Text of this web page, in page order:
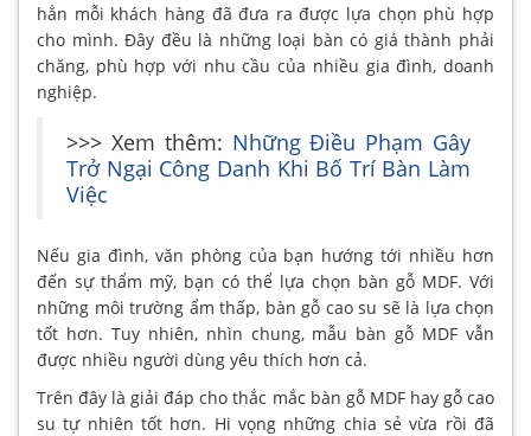
hẳn mỗi khách hàng đã đưa ra được lựa chọn phù hợp
cho mình. Đây đều là những loại bàn có giá thành phải
chăng, phù hợp với nhu cầu của nhiều gia đình, doanh
nghiệp.
>>> Xem thêm: Những Điều Phạm Gây
Trở Ngại Công Danh Khi Bố Trí Bàn Làm
Việc
Nếu gia đình, văn phòng của bạn hướng tới nhiều hơn
đến sự thẩm mỹ, bạn có thể lựa chọn bàn gỗ MDF. Với
những môi trường ẩm thấp, bàn gỗ cao su sẽ là lựa chọn
tốt hơn. Tuy nhiên, nhìn chung, mẫu bàn gỗ MDF vẫn
được nhiều người dùng yêu thích hơn cả.
Trên đây là giải đáp cho thắc mắc bàn gỗ MDF hay gỗ cao
su tự nhiên tốt hơn. Hi vọng những chia sẻ vừa rồi đã